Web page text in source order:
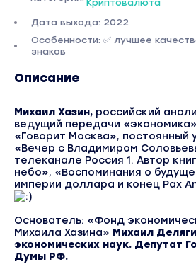
Криптовалюта
Дата выхода: 2022
Особенности: ✅ лучшее
знаков
Описание
Михаил Хазин, российский
ведущий передачи
«Говорит Москва», постоянный
«Вечер с Владимиром
телеканале Россия 1. Автор
небо», «Воспоминания о
империи доллара и конец Pax
Основатель: «Фонд
Михаила Хазина» Михаил
экономических наук. Депутат
Думы РФ.